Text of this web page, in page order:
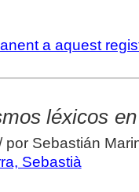
a aquest
léxicos
por Sebastián
Sebastià